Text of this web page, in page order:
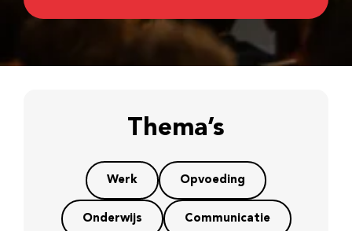
Thema’s
Werk Opvoeding
Onderwijs Communicatie